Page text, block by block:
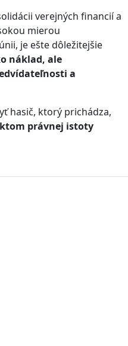
verejných financií a
mierou
je ešte dôležitejšie
náklad, ale
a
hasič, ktorý prichádza,
právnej istoty